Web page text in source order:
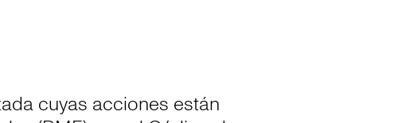
cuyas acciones están